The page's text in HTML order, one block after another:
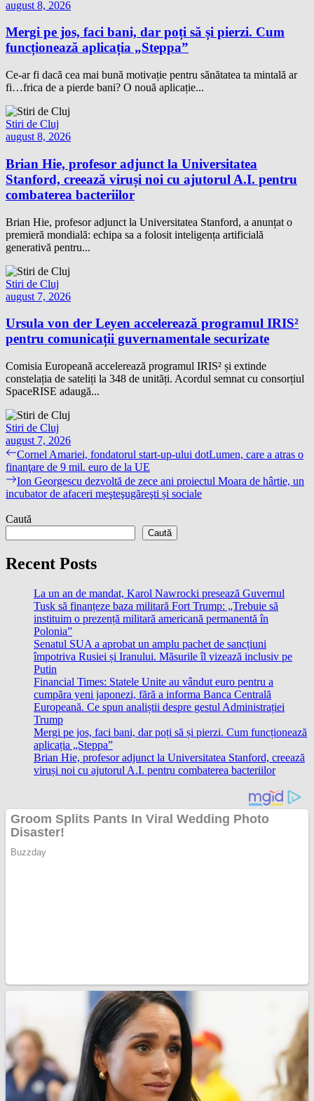
august 8, 2026
Mergi pe jos, faci bani, dar poți să și pierzi. Cum
funcționează aplicația „Steppa”
Ce-ar fi dacă cea mai bună motivație pentru sănătatea ta mintală ar
fi…frica de a pierde bani? O nouă aplicație...
Stiri de Cluj
august 8, 2026
Brian Hie, profesor adjunct la Universitatea
Stanford, creează viruși noi cu ajutorul A.I. pentru
combaterea bacteriilor
Brian Hie, profesor adjunct la Universitatea Stanford, a anunțat o
premieră mondială: echipa sa a folosit inteligența artificială
generativă pentru...
Stiri de Cluj
august 7, 2026
Ursula von der Leyen accelerează programul IRIS²
pentru comunicații guvernamentale securizate
Comisia Europeană accelerează programul IRIS² și extinde
constelația de sateliți la 348 de unități. Acordul semnat cu consorțiul
SpaceRISE adaugă...
Stiri de Cluj
august 7, 2026
Navigare
în
articole
Previous
post:
Cornel Amariei, fondatorul start-up-ului dotLumen, care a atras o
finanţare de 9 mil. euro de la UE
Next
post:
Ion Georgescu dezvoltă de zece ani proiectul Moara de hârtie, un
incubator de afaceri meşteşugăreşti și sociale
Caută
Caută
Recent Posts
La un an de mandat, Karol Nawrocki presează Guvernul
Tusk să finanțeze baza militară Fort Trump: „Trebuie să
instituim o prezență militară americană permanentă în
Polonia”
Senatul SUA a aprobat un amplu pachet de sancțiuni
împotriva Rusiei și Iranului. Măsurile îl vizează inclusiv pe
Putin
Financial Times: Statele Unite au vândut euro pentru a
cumpăra yeni japonezi, fără a informa Banca Centrală
Europeană. Ce spun analiștii despre gestul Administrației
Trump
Mergi pe jos, faci bani, dar poți să și pierzi. Cum funcționează
aplicația „Steppa”
Brian Hie, profesor adjunct la Universitatea Stanford, creează
viruși noi cu ajutorul A.I. pentru combaterea bacteriilor